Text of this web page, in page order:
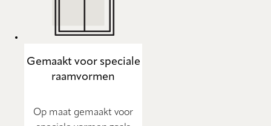
Gemaakt voor speciale
raamvormen
Op maat gemaakt voor